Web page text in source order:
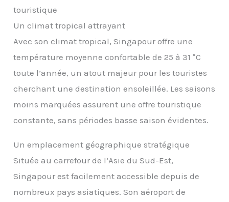
touristique
Un climat tropical attrayant
Avec son climat tropical, Singapour offre une
température moyenne confortable de 25 à 31 °C
toute l’année, un atout majeur pour les touristes
cherchant une destination ensoleillée. Les saisons
moins marquées assurent une offre touristique
constante, sans périodes basse saison évidentes.
Un emplacement géographique stratégique
Située au carrefour de l’Asie du Sud-Est,
Singapour est facilement accessible depuis de
nombreux pays asiatiques. Son aéroport de